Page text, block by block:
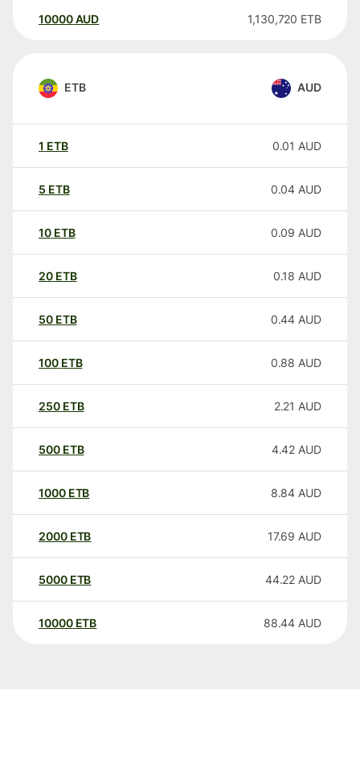
10000 AUD 1,130,720 ETB
ETB AUD
1 ETB 0.01 AUD
5 ETB 0.04 AUD
10 ETB 0.09 AUD
20 ETB 0.18 AUD
50 ETB 0.44 AUD
100 ETB 0.88 AUD
250 ETB 2.21 AUD
500 ETB 4.42 AUD
1000 ETB 8.84 AUD
2000 ETB 17.69 AUD
5000 ETB 44.22 AUD
10000 ETB 88.44 AUD